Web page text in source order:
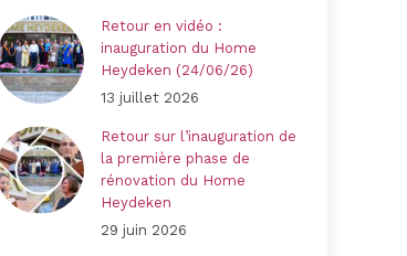
Retour en vidéo :
inauguration du Home
Heydeken (24/06/26)
13 juillet 2026
Retour sur l’inauguration de
la première phase de
rénovation du Home
Heydeken
29 juin 2026